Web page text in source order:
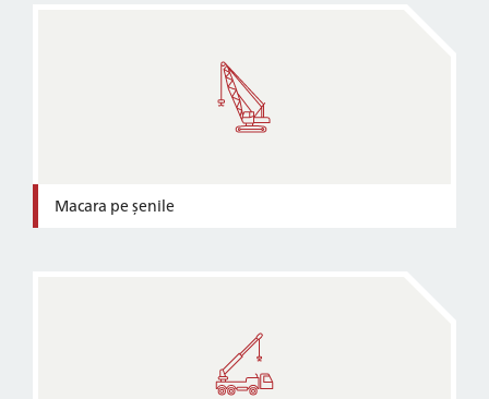
Macara pe șenile